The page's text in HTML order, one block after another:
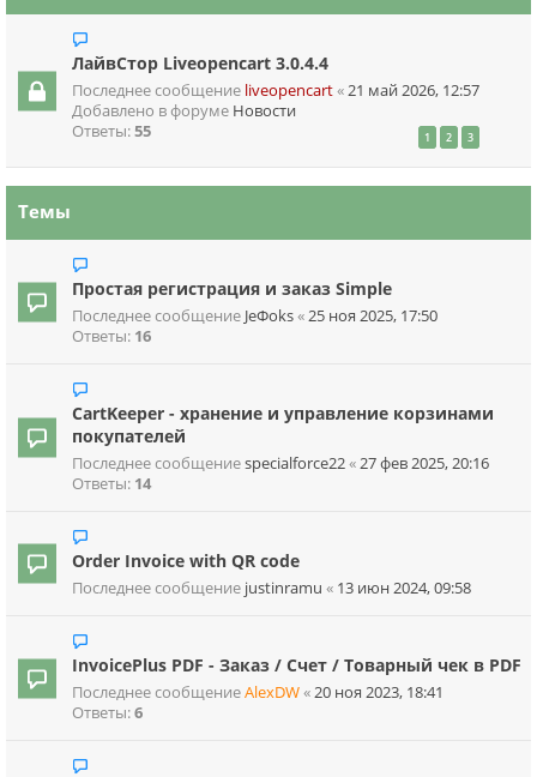
ЛайвСтор Liveopencart 3.0.4.4
Последнее сообщение liveopencart«21 май 2026, 12:57
Добавлено в форуме Новости
Ответы:55 1 2 3
Темы
Простая регистрация и заказ Simple
Последнее сообщение JeФoks«25 ноя 2025, 17:50
Ответы: 16
CartKeeper - хранение и управление корзинами
покупателей
Последнее сообщениеspecialforce22«27 фев 2025, 20:16
Ответы: 14
Order Invoice with QR code
Последнее сообщение justinramu « 13 июн 2024, 09:58
InvoicePlus PDF - Заказ / Счет / Товарный чек в PDF
Последнее сообщениеAlexDW«20 ноя 2023, 18:41
Ответы:6